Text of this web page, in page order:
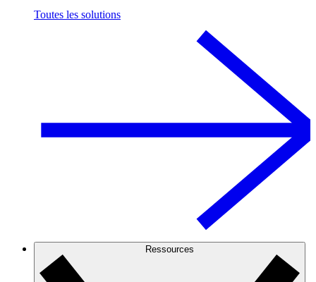
Toutes les solutions
Ressources